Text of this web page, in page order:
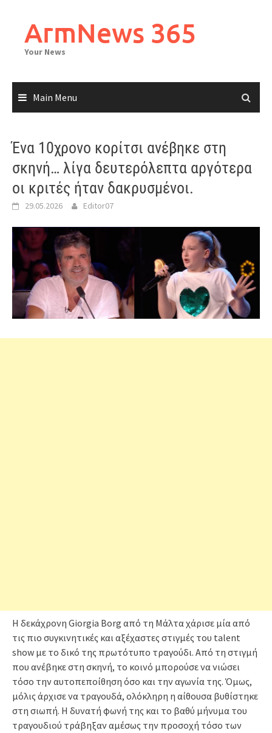
contentArmNews 365
Your News
Main Menu
Ένα 10χρονο κορίτσι ανέβηκε στη
σκηνή… λίγα δευτερόλεπτα αργότερα
οι κριτές ήταν δακρυσμένοι.
29.05.2026 Editor07
Η δεκάχρονη Giorgia Borg από τη Μάλτα χάρισε μία από
τις πιο συγκινητικές και αξέχαστες στιγμές του talent
show με το δικό της πρωτότυπο τραγούδι. Από τη στιγμή
που ανέβηκε στη σκηνή, το κοινό μπορούσε να νιώσει
τόσο την αυτοπεποίθηση όσο και την αγωνία της. Όμως,
μόλις άρχισε να τραγουδά, ολόκληρη η αίθουσα βυθίστηκε
στη σιωπή. Η δυνατή φωνή της και το βαθύ μήνυμα του
τραγουδιού τράβηξαν αμέσως την προσοχή τόσο των